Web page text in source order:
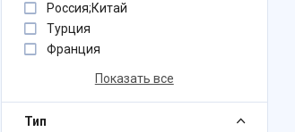
Россия;Китай
Турция
Франция
Показать все
Тип